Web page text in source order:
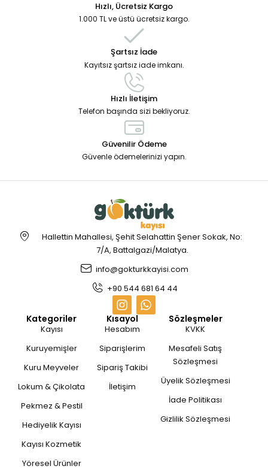
Hızlı, Ücretsiz Kargo
1.000 TL ve üstü ücretsiz kargo.
Şartsız İade
Kayıtsız şartsız iade imkanı.
Hızlı İletişim
Telefon başında sizi bekliyoruz.
Güvenilir Ödeme
Güvenle ödemelerinizi yapın.
Hallettin Mahallesi, Şehit Selahattin Şener Sokak, No:
7/A, Battalgazi/Malatya.
info@gokturkkayisi.com
+90 544 681 64 44
Kategoriler
Kayısı
Kuruyemişler
Kuru Meyveler
Lokum & Çikolata
Pekmez & Pestil
Hediyelik Kayısı
Kayısı Kozmetik
Yöresel Ürünler
Kısayol
Hesabım
Siparişlerim
Sipariş Takibi
İletişim
Sözleşmeler
KVKK
Mesafeli Satış
Sözleşmesi
Üyelik Sözleşmesi
İade Politikası
Gizlilik Sözleşmesi